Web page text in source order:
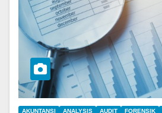
AKUNTANSI ANALYSIS AUDIT FORENSIK